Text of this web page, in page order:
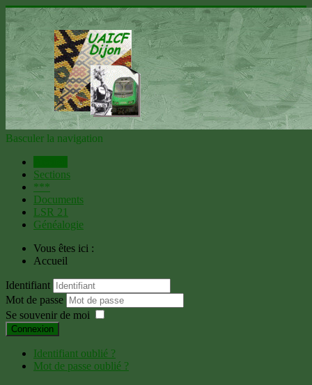
Basculer la navigation
Sections
***
Documents
LSR 21
Généalogie
Vous êtes ici :
Accueil
Identifiant
Mot de passe
Se souvenir de moi
Connexion
Identifiant oublié ?
Mot de passe oublié ?